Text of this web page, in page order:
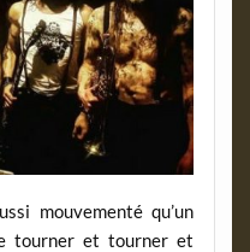
mouvementé qu’un
tourner et tourner et